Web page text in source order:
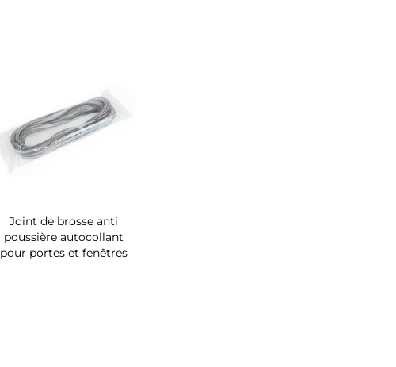
Joint de brosse anti
poussière autocollant
pour portes et fenêtres